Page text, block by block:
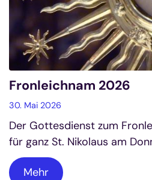
Fronleichnam 2026
30. Mai 2026
Der Gottesdienst zum
für ganz St. Nikolaus am
Mehr